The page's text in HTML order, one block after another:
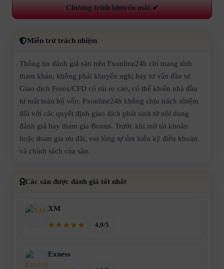
Chương trình khuyến mãi ✔
Miễn trừ trách nhiệm
Thông tin đánh giá sàn trên Fxonline24h chỉ mang tính
tham khảo, không phải khuyến nghị hay tư vấn đầu tư.
Giao dịch Forex/CFD có rủi ro cao, có thể khiến nhà đầu
tư mất toàn bộ vốn. Fxonline24h không chịu trách nhiệm
đối với các quyết định giao dịch phát sinh từ nội dung
đánh giá hay tham gia Bonus. Trước khi mở tài khoản
hoặc tham gia ưu đãi, vui lòng tự tìm hiểu kỹ điều khoản
và chính sách của sàn.
Các sàn được đánh giá tốt nhất
XM
4,9/5
Exness